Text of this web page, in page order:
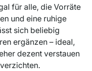
für alle, die Vorräte
und eine ruhige
sich beliebig
ergänzen – ideal,
dezent verstauen